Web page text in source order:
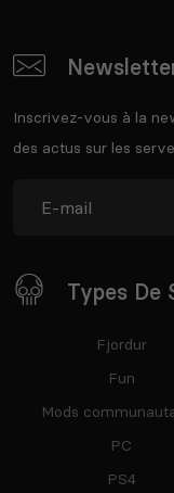
Inscrivez-vous à la
des actus sur les
Types De
Fjordur
Fun
Mods
PC
PS4